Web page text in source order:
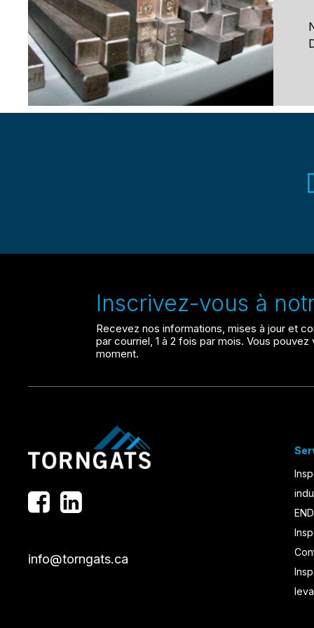
Inscrivez-vous à
Recevez nos informations, mises à jour et
par courriel, 1 à 2 fois par mois. Vous
moment.
info@torngats.ca